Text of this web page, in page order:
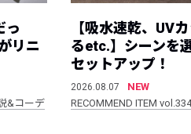
っ
リニ
&コーデ
【吸水速乾、UV
るetc.】シーンを
セットアップ！
2026.08.07
NEW
RECOMMEND ITEM vol.334